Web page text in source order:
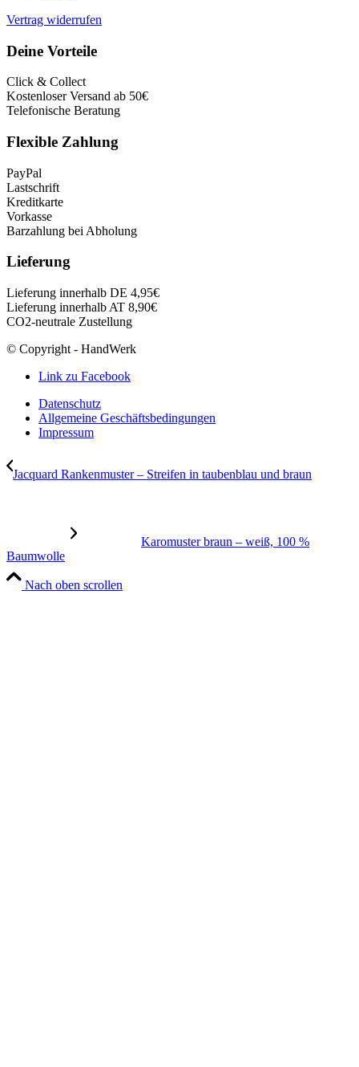
Vertrag widerrufen
Deine Vorteile
Click & Collect
Kostenloser Versand ab 50€
Telefonische Beratung
Flexible Zahlung
PayPal
Lastschrift
Kreditkarte
Vorkasse
Barzahlung bei Abholung
Lieferung
Lieferung innerhalb DE 4,95€
Lieferung innerhalb AT 8,90€
CO2-neutrale Zustellung
© Copyright - HandWerk
Link zu Facebook
Datenschutz
Allgemeine Geschäftsbedingungen
Impressum
Jacquard Rankenmuster – Streifen in taubenblau und braun
Karomuster braun – weiß, 100 %
Baumwolle
Nach oben scrollen